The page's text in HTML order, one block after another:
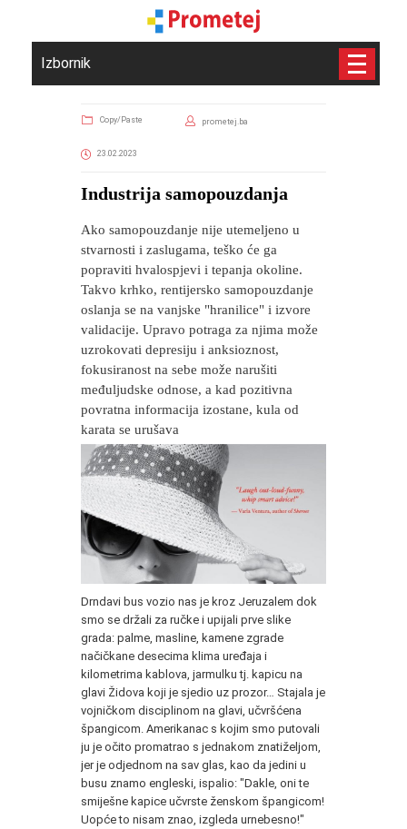
Izbornik
Copy/Paste prometej.ba
23.02.2023
Industrija samopouzdanja
Ako samopouzdanje nije utemeljeno u
stvarnosti i zaslugama, teško će ga
popraviti hvalospjevi i tepanja okoline.
Takvo krhko, rentijersko samopouzdanje
oslanja se na vanjske "hranilice" i izvore
validacije. Upravo potraga za njima može
uzrokovati depresiju i anksioznost,
fokusiranost na sebe može narušiti
međuljudske odnose, a kad pozitivna
povratna informacija izostane, kula od
karata se urušava
Drndavi bus vozio nas je kroz Jeruzalem dok
smo se držali za ručke i upijali prve slike
grada: palme, masline, kamene zgrade
načičkane desecima klima uređaja i
kilometrima kablova, jarmulku tj. kapicu na
glavi Židova koji je sjedio uz prozor… Stajala je
vojničkom disciplinom na glavi, učvršćena
špangicom. Amerikanac s kojim smo putovali
ju je očito promatrao s jednakom znatiželjom,
jer je odjednom na sav glas, kao da jedini u
busu znamo engleski, ispalio: "Dakle, oni te
smiješne kapice učvrste ženskom špangicom!
Uopće to nisam znao, izgleda urnebesno!"